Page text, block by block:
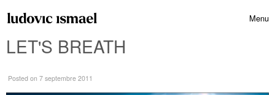
Menu
LET'S BREATH
Posted on 7 septembre 2011